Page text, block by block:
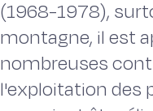
(1968-1978),
montagne, il est
nombreuses
l'exploitation des